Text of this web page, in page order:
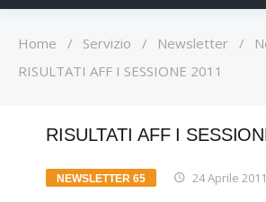
Home / Servizio / Newsletter /
RISULTATI AFF I SESSIONE 2011
RISULTATI AFF I
NEWSLETTER 65 24 Aprile 2011